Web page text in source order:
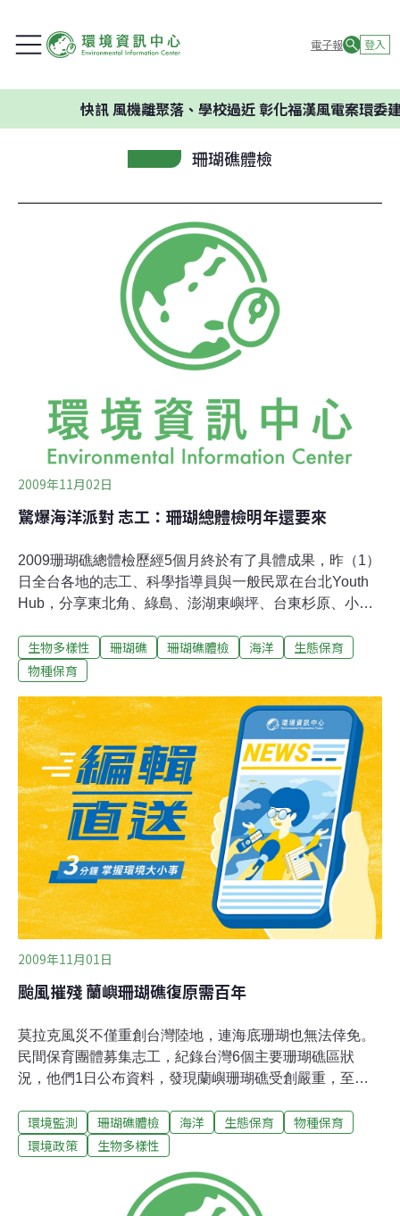
電子報 登入
風機離聚落、學校過近 彰化福漢風電案環委建議
珊瑚礁體檢
2009年11月02日
驚爆海洋派對 志工：珊瑚總體檢明年還要來
2009珊瑚礁總體檢歷經5個月終於有了具體成果，昨（1）
日全台各地的志工、科學指導員與一般民眾在台北Youth
Hub，分享東北角、綠島、澎湖東嶼坪、台東杉原、小琉
動。現場也發表拷秋勤樂團所製作的年度MV，用搖滾精神
表達對台灣海洋的疼惜與憂慮，場面溫馨。協助科學指導
行十多年了，台灣從1997年開始體檢以來，這一次行動首
次由NGO團體主辦，總算跟國際上由民間發起參與的模式
接軌。台灣海洋環境教育推廣協會秘書長郭兆偉表示，如
果沒有志工協助完成，就沒有今天的成果。基於關懷台灣
海洋的共同連結，不同梯次的志工雖初次見面但卻十分熱
絡，許多老資歷的潛水家也提出長期觀察經驗供保育參
考。志工參與達三梯次的潛水教練符德榮認為，為如果調
查出來的結果都是不好的，潛水志工很容易受到當地人反
彈。下結論前也要多方面地考量當
生物多樣性 珊瑚礁 珊瑚礁體檢 海洋
生態保育
物種保育
2009年11月01日
颱風摧殘 蘭嶼珊瑚礁復原需百年
莫拉克風災不僅重創台灣陸地，連海底珊瑚也無法倖免。
民間保育團體募集志工，紀錄台灣6個主要珊瑚礁區狀
況，他們1日公布資料，發現蘭嶼珊瑚礁受創嚴重，至少
推廣協會今天舉辦「2009台灣珊瑚礁總體檢」發表會，公
布今年5至9月到台灣東北角、台東杉原，以及離島小琉
礁現況；其中有12個點的活珊瑚覆蓋率低於25%，連過去
覆蓋率超過50%的小琉球和蘭嶼，都出現活珊瑚大幅減少
環境監測 珊瑚礁體檢 海洋 生態保育
物種保育
環境政策
生物多樣性